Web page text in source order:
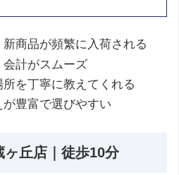
商品が頻繁に入荷される
計がスムーズ
を丁寧に教えてくれる
豊富で選びやすい
ヶ丘店｜徒歩10分